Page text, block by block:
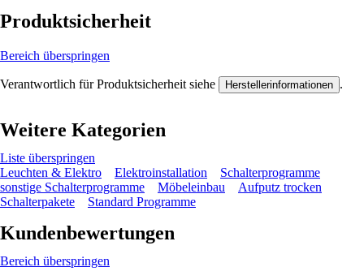
Produktsicherheit
Bereich überspringen
Verantwortlich für Produktsicherheit siehe Herstellerinformationen .
Weitere Kategorien
Liste überspringen
Leuchten & Elektro
Elektroinstallation
Schalterprogramme
sonstige Schalterprogramme
Möbeleinbau
Aufputz trocken
Schalterpakete
Standard Programme
Kundenbewertungen
Bereich überspringen